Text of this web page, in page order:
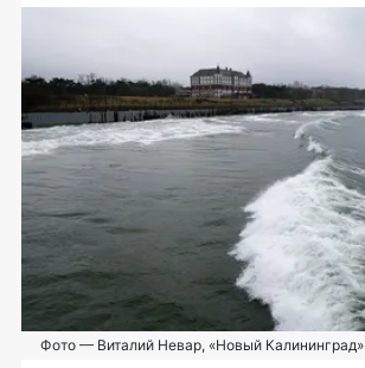
Фото — Виталий Невар, «Новый Калининград»